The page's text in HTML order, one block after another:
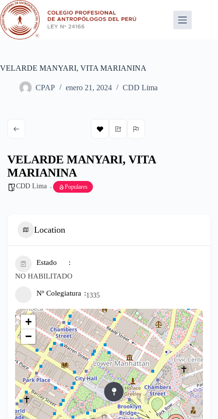
Saltar
al
contenido
VELARDE MANYARI, VITA MARIANINA
CPAP enero 21, 2024 CDD Lima
VELARDE MANYARI, VITA
MARIANINA
CDD Lima Populares
Location
Estado
NO HABILITADO
Nº Colegiatura 1335
+
−